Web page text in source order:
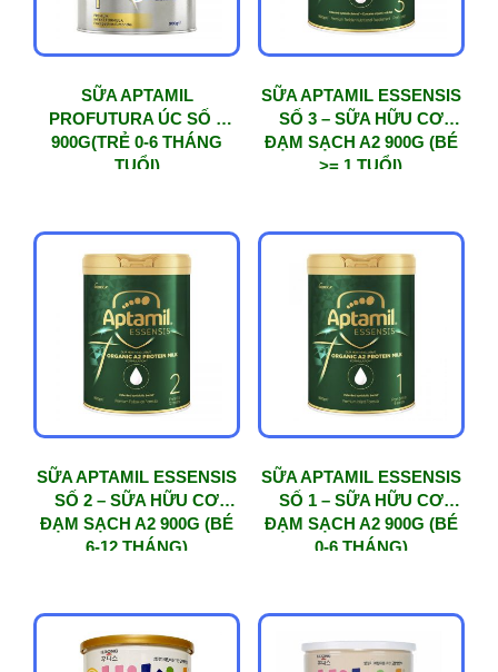
SỮA APTAMIL
PROFUTURA ÚC SỐ 1
900G(TRẺ 0-6 THÁNG
TUỔI)
SỮA APTAMIL ESSENSIS
SỐ 3 – SỮA HỮU CƠ
ĐẠM SẠCH A2 900G (BÉ
>= 1 TUỔI)
SỮA APTAMIL ESSENSIS
SỐ 2 – SỮA HỮU CƠ
ĐẠM SẠCH A2 900G (BÉ
6-12 THÁNG)
SỮA APTAMIL ESSENSIS
SỐ 1 – SỮA HỮU CƠ
ĐẠM SẠCH A2 900G (BÉ
0-6 THÁNG)